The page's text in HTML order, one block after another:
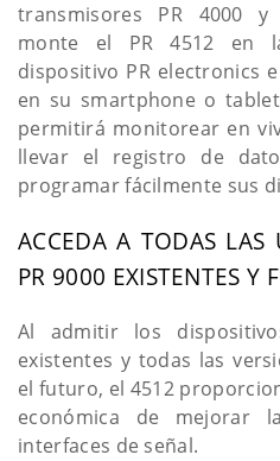
transmisores PR 4000 y
monte el PR 4512 en
dispositivo PR electronics
en su smartphone o
permitirá monitorear en
llevar el registro de
programar fácilmente sus
ACCEDA A TODAS
PR 9000 EXISTENTES Y
Al admitir los
existentes y todas las
el futuro, el 4512
económica de mejorar
interfaces de señal.